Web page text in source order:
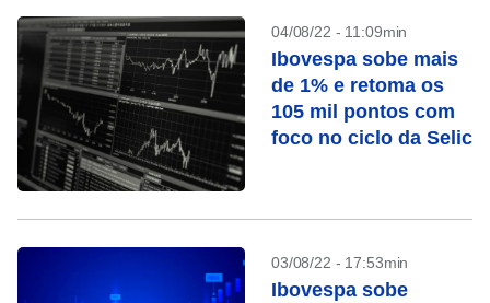
04/08/22 - 11:09min
Ibovespa sobe mais
de 1% e retoma os
105 mil pontos com
foco no ciclo da Selic
03/08/22 - 17:53min
Ibovespa sobe